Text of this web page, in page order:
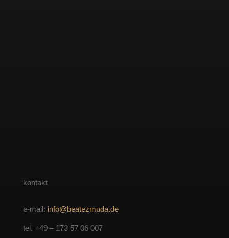
kontakt
e-mail: info@beatezmuda.de
tel. +49 – 173 57 06 007